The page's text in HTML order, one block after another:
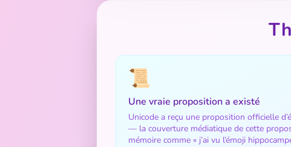
📜
Une vraie proposition a existé
Unicode a reçu une proposition officielle
— la couverture médiatique de cette
mémoire comme « j’ai vu l’émoji